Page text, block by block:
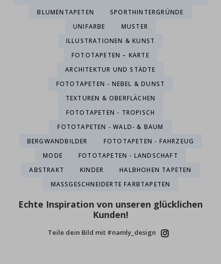
BLUMENTAPETEN
SPORTHINTERGRÜNDE
UNIFARBE
MUSTER
ILLUSTRATIONEN & KUNST
FOTOTAPETEN – KARTE
ARCHITEKTUR UND STÄDTE
FOTOTAPETEN - NEBEL & DUNST
TEXTUREN & OBERFLÄCHEN
FOTOTAPETEN - TROPISCH
FOTOTAPETEN - WALD- & BAUM
BERGWANDBILDER
FOTOTAPETEN - FAHRZEUG
MODE
FOTOTAPETEN - LANDSCHAFT
ABSTRAKT
KINDER
HALBHOHEN TAPETEN
MASSGESCHNEIDERTE FARBTAPETEN
Echte Inspiration von unseren glücklichen
Kunden!
Teile dein Bild mit #namly_design